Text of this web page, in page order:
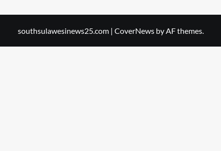
southsulawesinews25.com | CoverNewsby AF themes.